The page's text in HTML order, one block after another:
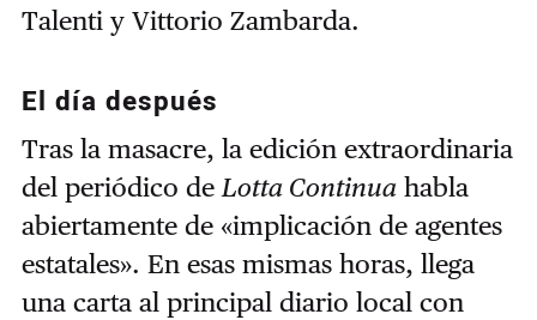
Talenti y Vittorio Zambarda.
El día después
Tras la masacre, la edición extraordinaria
del periódico deLotta Continuahabla
abiertamente de «implicación de agentes
estatales». En esas mismas horas, llega
una carta al principal diario local con